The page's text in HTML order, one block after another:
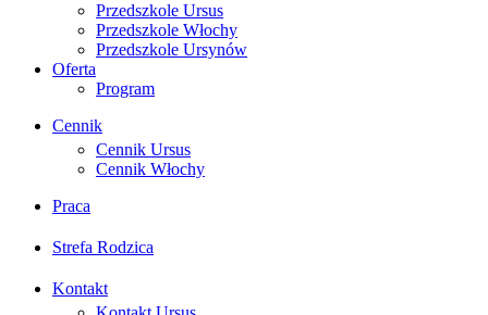
Przedszkole Ursus
Przedszkole Włochy
Przedszkole Ursynów
Oferta
Program
Cennik
Cennik Ursus
Cennik Włochy
Praca
Strefa Rodzica
Kontakt